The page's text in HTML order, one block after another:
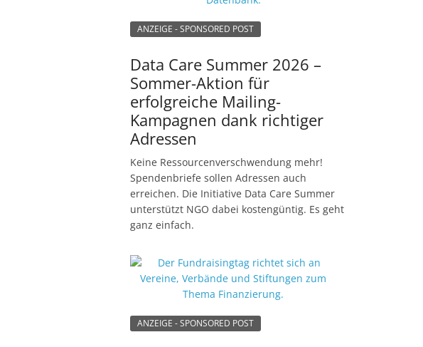
ANZEIGE - SPONSORED POST
Data Care Summer 2026 –
Sommer-Aktion für
erfolgreiche Mailing-
Kampagnen dank richtiger
Adressen
Keine Ressourcenverschwendung mehr!
Spendenbriefe sollen Adressen auch
erreichen. Die Initiative Data Care Summer
unterstützt NGO dabei kostengüntig. Es geht
ganz einfach.
ANZEIGE - SPONSORED POST